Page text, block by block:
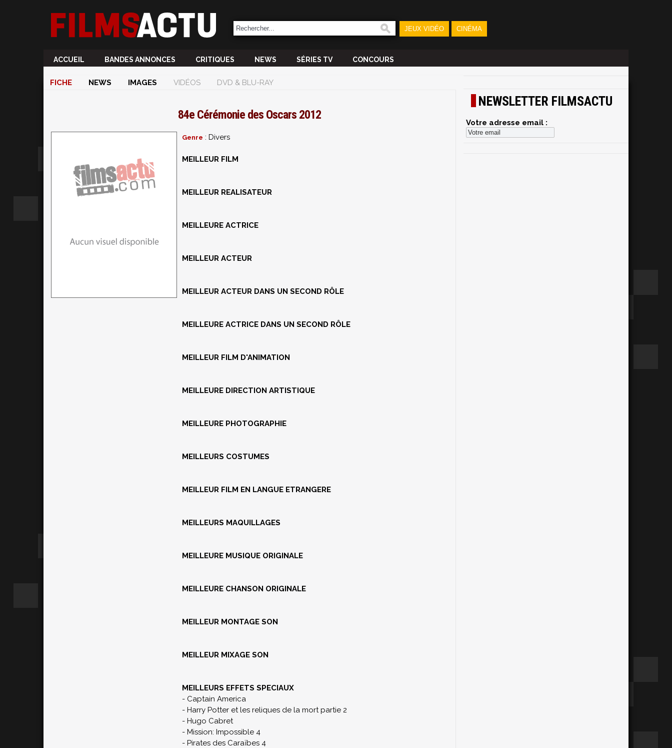
JEUX VIDÉO CINÉMA
ACCUEIL BANDES ANNONCES CRITIQUES NEWS SÉRIES TV CONCOURS
FICHE NEWS IMAGES VIDÉOS DVD & BLU-RAY
84e Cérémonie des Oscars 2012
Genre : Divers
MEILLEUR FILM
MEILLEUR REALISATEUR
MEILLEURE ACTRICE
MEILLEUR ACTEUR
MEILLEUR ACTEUR DANS UN SECOND RÔLE
MEILLEURE ACTRICE DANS UN SECOND RÔLE
MEILLEUR FILM D'ANIMATION
MEILLEURE DIRECTION ARTISTIQUE
MEILLEURE PHOTOGRAPHIE
MEILLEURS COSTUMES
MEILLEUR FILM EN LANGUE ETRANGERE
MEILLEURS MAQUILLAGES
MEILLEURE MUSIQUE ORIGINALE
MEILLEURE CHANSON ORIGINALE
MEILLEUR MONTAGE SON
MEILLEUR MIXAGE SON
MEILLEURS EFFETS SPECIAUX
- Captain America
- Harry Potter et les reliques de la mort partie 2
- Hugo Cabret
- Mission: Impossible 4
- Pirates des Caraïbes 4
NEWSLETTER FILMSACTU
Votre adresse email :